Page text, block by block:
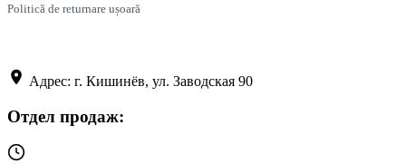
Politică de returnare ușoară
Адрес: г. Кишинёв, ул. Заводская 90
Отдел продаж: